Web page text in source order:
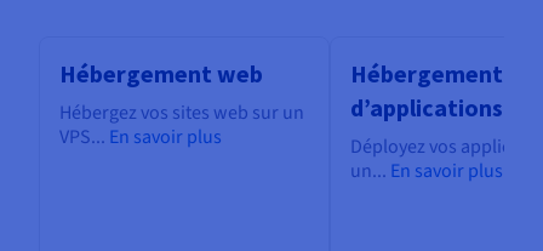
Hébergement web
Hébergez vos sites web sur un
VPS... En savoir plus
Hébergement
d’applications
Déployez vos
un... En savoir plus